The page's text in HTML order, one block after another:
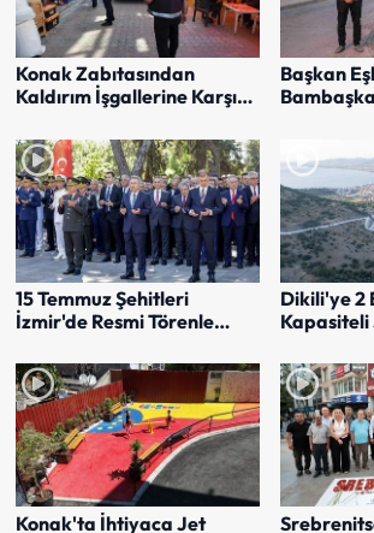
Konak Zabıtasından
Kaldırım İşgallerine Karşı
Başkan
15 Temmuz Şehitleri
İzmir'de Resmi Törenle
Dikili'ye 2
Kapasiteli
Konak'ta İhtiyaca Jet